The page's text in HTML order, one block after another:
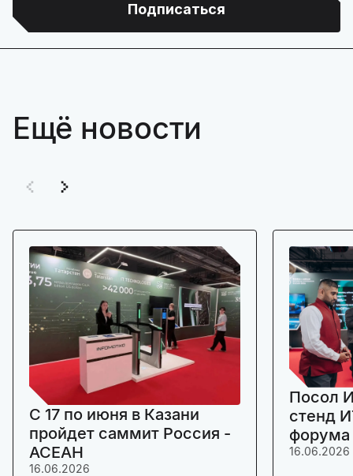
Подписаться
Ещё новости
C 17 по июня в Казани
пройдет саммит Россия -
АСЕАН
16.06.2026
Посол
стенд
16.06.2026